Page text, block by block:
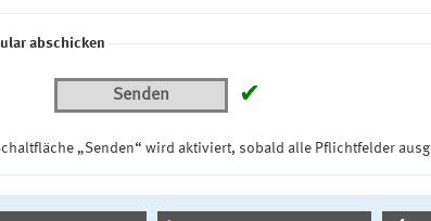
abschicken
Senden ✔
„Senden“ wird aktiviert, sobald alle Pflichtfelder